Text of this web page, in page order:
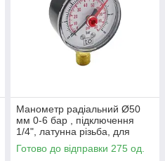
Манометр радіальний Ø50
мм 0-6 бар , підключення
1/4", латунна різьба, для
опалення та води
Готово до відправки 275 од.